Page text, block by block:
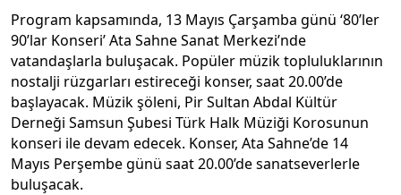
Program kapsamında, 13 Mayıs Çarşamba günü ‘80’ler
90’lar Konseri’ Ata Sahne Sanat Merkezi’nde
vatandaşlarla buluşacak. Popüler müzik topluluklarının
nostalji rüzgarları estireceği konser, saat 20.00’de
başlayacak. Müzik şöleni, Pir Sultan Abdal Kültür
Derneği Samsun Şubesi Türk Halk Müziği Korosunun
konseri ile devam edecek. Konser, Ata Sahne’de 14
Mayıs Perşembe günü saat 20.00’de sanatseverlerle
buluşacak.